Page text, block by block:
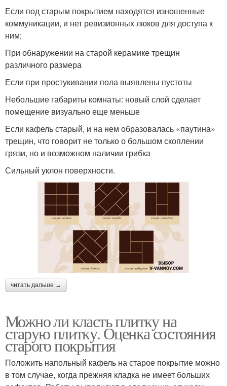
Если под старым покрытием находятся изношенные
коммуникации, и нет ревизионных люков для доступа к
ним;
При обнаружении на старой керамике трещин
различного размера
Если при простукивании пола выявлены пустоты
Небольшие габариты комнаты: новый слой сделает
помещение визуально еще меньше
Если кафель старый, и на нем образовалась «паутина»
трещин, что говорит не только о большом скоплении
грязи, но и возможном наличии грибка
Сильный уклон поверхности.
читать дальше →
Можно ли класть плитку на
старую плитку. Оценка состояния
старого покрытия
Положить напольный кафель на старое покрытие можно
в том случае, когда прежняя кладка не имеет больших